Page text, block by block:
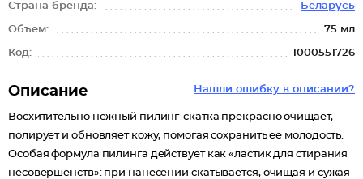
Страна бренда: Беларусь
Объем: 75 мл
Код: 1000551726
Нашли ошибку в описании?
Описание
Восхитительно нежный пилинг-скатка прекрасно очищает,
полирует и обновляет кожу, помогая сохранить ее молодость.
Особая формула пилинга действует как «ластик для стирания
несовершенств»: при нанесении скатывается, очищая и сужая